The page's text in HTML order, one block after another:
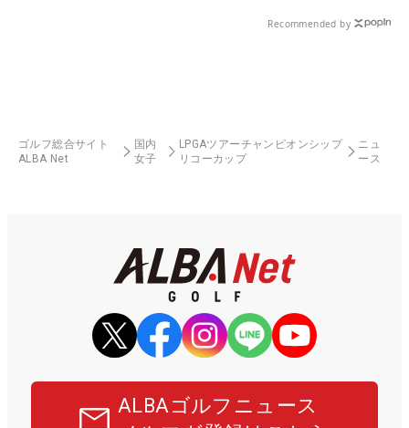
Recommended by
ゴルフ総合サイト
ALBA Net
国内
女子
LPGAツアーチャンピオンシップ
リコーカップ
ニュ
ース
ALBAゴルフニュース